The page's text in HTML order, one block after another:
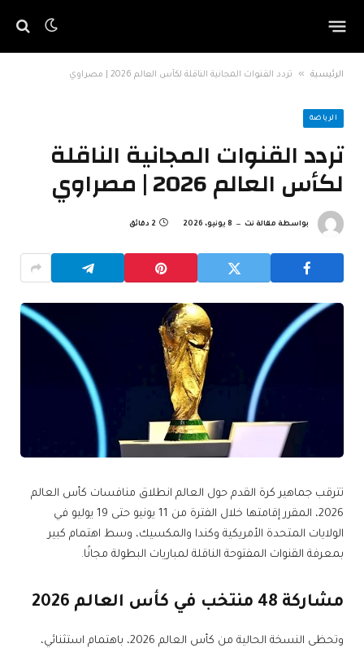
الرئيسية » تردد القنوات المجانية الناقلة لكأس العالم 2026 | مصراوي
الرياضة
تردد القنوات المجانية الناقلة
لكأس العالم 2026 | مصراوي
بواسطة مقالة نت 8 يونيو، 2026 2 دقائق
تترقب جماهير كرة القدم حول العالم انطلاق منافسات كأس العالم
2026، المقرر إقامتها خلال الفترة من 11 يونيو حتى 19 يوليو في
الولايات المتحدة الأمريكية وكندا والمكسيك، وسط اهتمام كبير
بمعرفة القنوات المفتوحة الناقلة لمباريات البطولة مجانًا.
مشاركة 48 منتخب في كأس العالم 2026
وتحظى النسخة الحالية من كأس العالم 2026، باهتمام استثنائي،